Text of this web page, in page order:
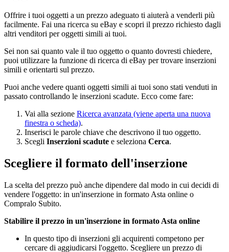
Offrire i tuoi oggetti a un prezzo adeguato ti aiuterà a venderli più
facilmente. Fai una ricerca su eBay e scopri il prezzo richiesto dagli
altri venditori per oggetti simili ai tuoi.
Sei non sai quanto vale il tuo oggetto o quanto dovresti chiedere,
puoi utilizzare la funzione di ricerca di eBay per trovare inserzioni
simili e orientarti sul prezzo.
Puoi anche vedere quanti oggetti simili ai tuoi sono stati venduti in
passato controllando le inserzioni scadute. Ecco come fare:
Vai alla sezione Ricerca avanzata (viene aperta una nuova
finestra o scheda).
Inserisci le parole chiave che descrivono il tuo oggetto.
Scegli Inserzioni scadute e seleziona Cerca.
Scegliere il formato dell'inserzione
La scelta del prezzo può anche dipendere dal modo in cui decidi di
vendere l'oggetto: in un'inserzione in formato Asta online o
Compralo Subito.
Stabilire il prezzo in un'inserzione in formato Asta online
In questo tipo di inserzioni gli acquirenti competono per
cercare di aggiudicarsi l'oggetto. Scegliere un prezzo di